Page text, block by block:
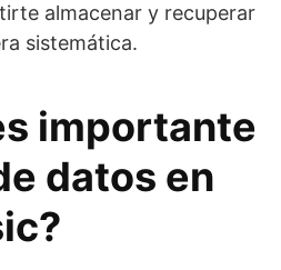
almacenar y recuperar
sistemática.
importante
datos en